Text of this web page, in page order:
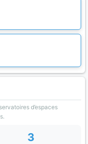
d’espaces
3